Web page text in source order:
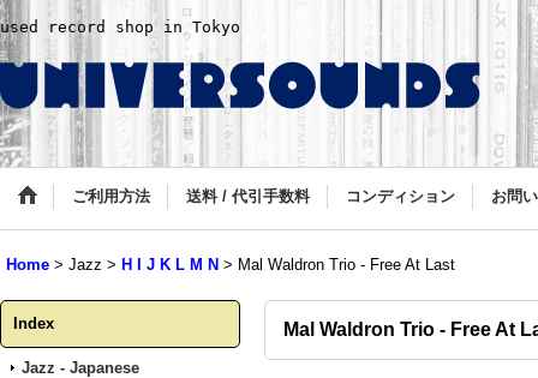
used record shop in Tokyo
ご利用方法 送料 / 代引手数料 コンディション お問
Home > Jazz > H I J K L M N > Mal Waldron Trio - Free At Last
Index
Jazz - Japanese
Mal Waldron Trio - Free At